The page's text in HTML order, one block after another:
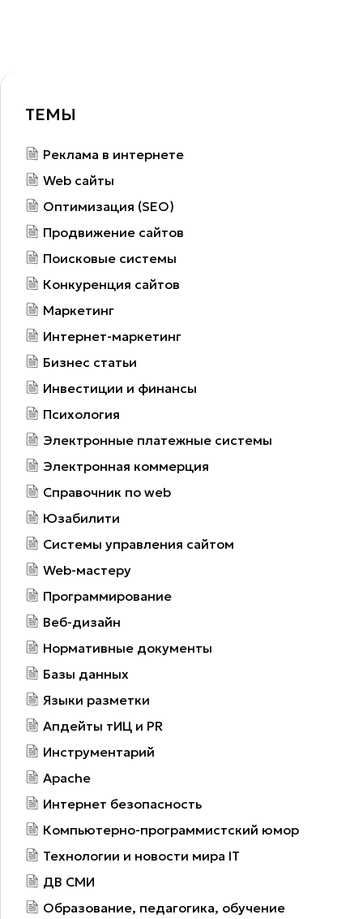
ТЕМЫ
Реклама в интернете
Web сайты
Оптимизация (SEO)
Продвижение сайтов
Поисковые системы
Конкуренция сайтов
Маркетинг
Интернет-маркетинг
Бизнес статьи
Инвестиции и финансы
Психология
Электронные платежные системы
Электронная коммерция
Справочник по web
Юзабилити
Системы управления сайтом
Web-мастеру
Программирование
Веб-дизайн
Нормативные документы
Базы данных
Языки разметки
Апдейты тИЦ и PR
Инструментарий
Apache
Интернет безопасность
Компьютерно-программистский юмор
Технологии и новости мира IT
ДВ СМИ
Образование, педагогика, обучение